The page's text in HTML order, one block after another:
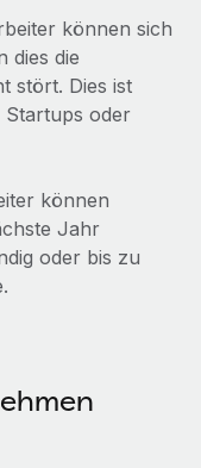
von IT-
von
KI-basierte
und
mit
Management
können sich
dies die
stört. Dies ist
Startups oder
können
Jahr
oder bis zu